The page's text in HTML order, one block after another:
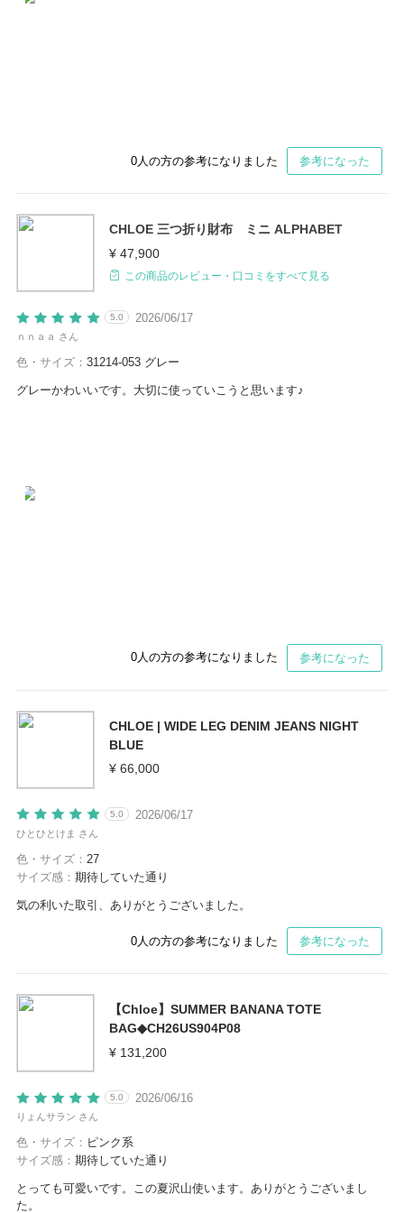
0 人の方の参考になりました 参考になった
CHLOE 三つ折り財布 ミニ ALPHABET
¥ 47,900
この商品のレビュー・口コミをすべて見る
2026/06/17
5.0
ｎｎａａ さん
色・サイズ： 31214-053 グレー
グレーかわいいです。大切に使っていこうと思います♪
0人の方の参考になりました 参考になった
CHLOE | WIDE LEG DENIM JEANS NIGHT
BLUE
¥ 66,000
2026/06/17
5.0
ひとひとけま さん
色・サイズ： 27
サイズ感： 期待していた通り
気の利いた取引、ありがとうございました。
0 人の方の参考になりました 参考になった
【Chloe】SUMMER BANANA TOTE
BAG◆CH26US904P08
¥ 131,200
2026/06/16
5.0
りょんサラン さん
色・サイズ： ピンク系
サイズ感： 期待していた通り
とっても可愛いです。この夏沢山使います。ありがとうございまし
た。